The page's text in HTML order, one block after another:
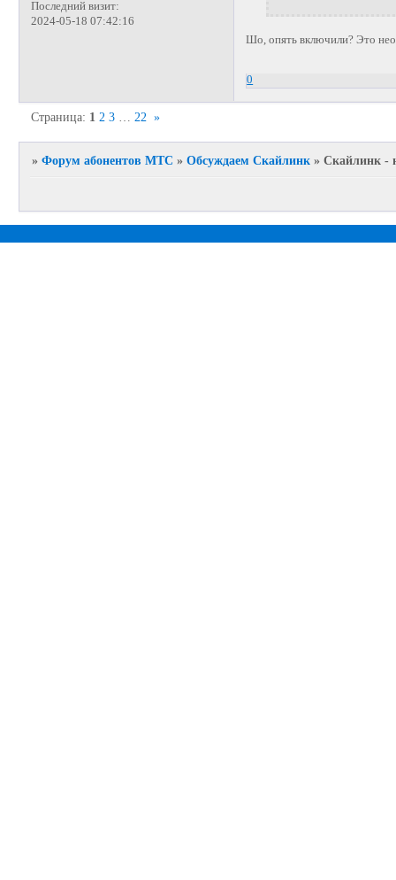
Последний визит:
2024-05-18 07:42:16
Шо, опять включили? Это
0
Страница: 1 2 3 22 »
»Форум абонентов МТС »Обсуждаем Скайлинк »Скайлинк -